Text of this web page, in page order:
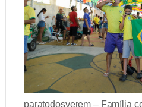
paratodosverem – Família